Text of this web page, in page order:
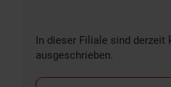
In dieser Filiale sind derzeit
ausgeschrieben.